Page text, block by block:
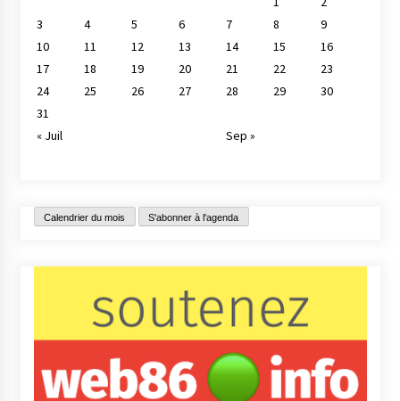
3
4 5 6 7 8
9
10
11 12 13 14 15
16
17
18 19 20 21 22
23
24
25 26 27 28 29
30
31
« Juil
Sep »
Calendrier du mois S'abonner à l'agenda